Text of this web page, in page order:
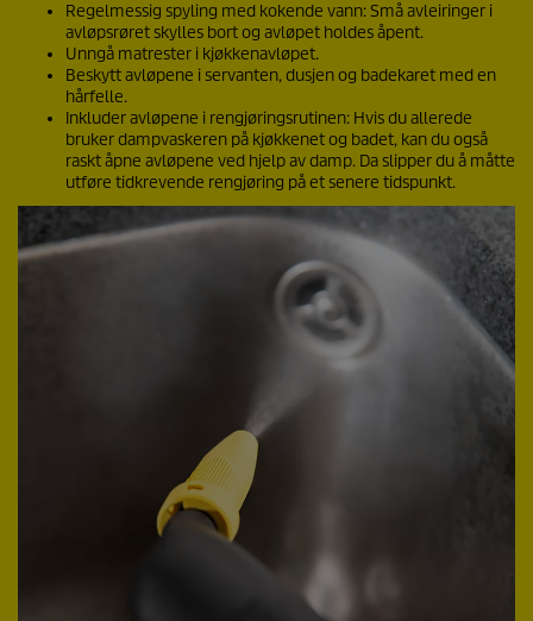
Regelmessig spyling med kokende vann: Små avleiringer i
avløpsrøret skylles bort og avløpet holdes åpent.
Unngå matrester i kjøkkenavløpet.
Beskytt avløpene i servanten, dusjen og badekaret med en
hårfelle.
Inkluder avløpene i rengjøringsrutinen: Hvis du allerede
bruker dampvaskeren på kjøkkenet og badet, kan du også
raskt åpne avløpene ved hjelp av damp. Da slipper du å måtte
utføre tidkrevende rengjøring på et senere tidspunkt.